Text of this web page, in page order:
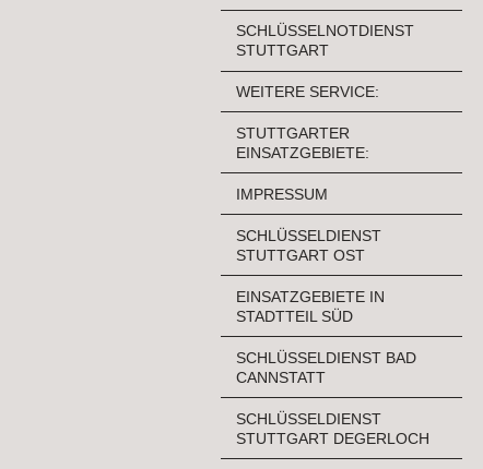
SCHLÜSSELNOTDIENST
STUTTGART
WEITERE SERVICE:
STUTTGARTER
EINSATZGEBIETE:
IMPRESSUM
SCHLÜSSELDIENST
STUTTGART OST
EINSATZGEBIETE IN
STADTTEIL SÜD
SCHLÜSSELDIENST BAD
CANNSTATT
SCHLÜSSELDIENST
STUTTGART DEGERLOCH